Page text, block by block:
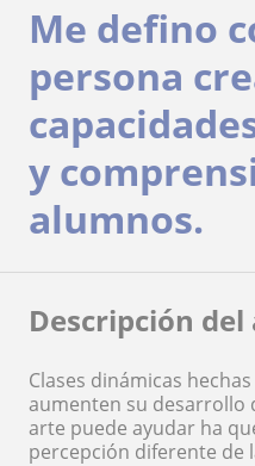
Me defino
persona
y
alumnos.
Descripción
Clases dinámicas
aumenten su desarrollo
arte puede ayudar ha
percepción diferente de